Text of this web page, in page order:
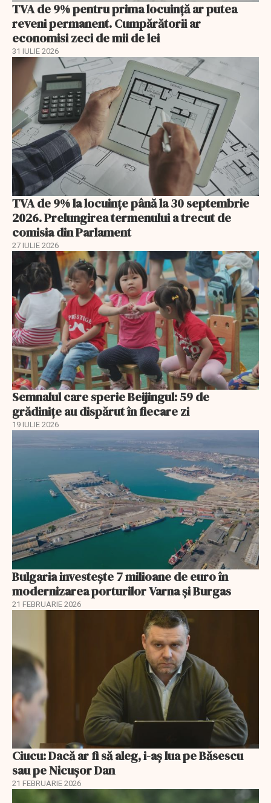
TVA de 9% pentru prima locuință ar putea
reveni permanent. Cumpărătorii ar
economisi zeci de mii de lei
31 IULIE 2026
TVA de 9% la locuințe până la 30 septembrie
2026. Prelungirea termenului a trecut de
comisia din Parlament
27 IULIE 2026
Semnalul care sperie Beijingul: 59 de
grădinițe au dispărut în fiecare zi
19 IULIE 2026
Bulgaria investește 7 milioane de euro în
modernizarea porturilor Varna și Burgas
21 FEBRUARIE 2026
Ciucu: Dacă ar fi să aleg, i-aș lua pe Băsescu
sau pe Nicușor Dan
21 FEBRUARIE 2026